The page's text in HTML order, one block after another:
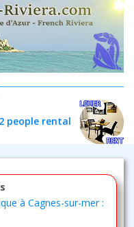
people rental
à Cagnes-sur-mer :